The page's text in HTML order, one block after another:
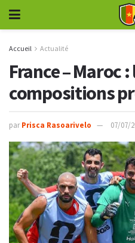
Accueil Actualité
France – Maroc :
compositions
par Prisca Rasoarivelo 07/07/